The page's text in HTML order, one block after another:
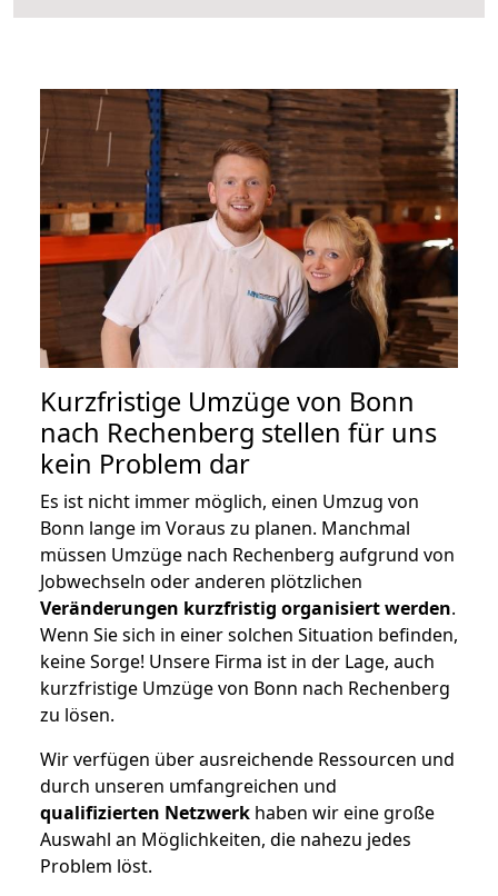
Kurzfristige Umzüge von Bonn
nach Rechenberg stellen für uns
kein Problem dar
Es ist nicht immer möglich, einen Umzug von
Bonn lange im Voraus zu planen. Manchmal
müssen Umzüge nach Rechenberg aufgrund von
Jobwechseln oder anderen plötzlichen
Veränderungen kurzfristig organisiert werden.
Wenn Sie sich in einer solchen Situation befinden,
keine Sorge! Unsere Firma ist in der Lage, auch
kurzfristige Umzüge von Bonn nach Rechenberg
zu lösen.
Wir verfügen über ausreichende Ressourcen und
durch unseren umfangreichen und
qualifizierten Netzwerk haben wir eine große
Auswahl an Möglichkeiten, die nahezu jedes
Problem löst.